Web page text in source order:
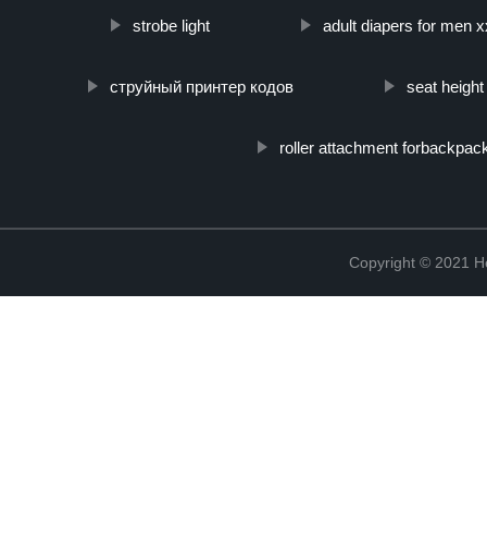
strobe light adult diapers for men
струйный принтер кодов seat
roller attachment
Copyright © 2021